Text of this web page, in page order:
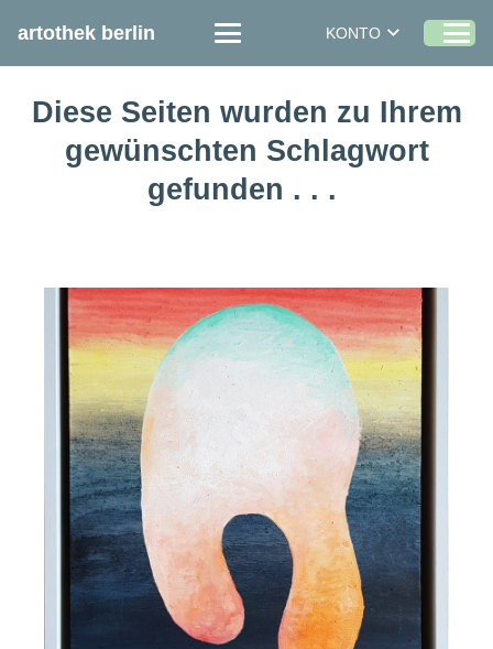
artothek berlin KONTO
Diese Seiten wurden zu Ihrem
gewünschten Schlagwort
gefunden . . .